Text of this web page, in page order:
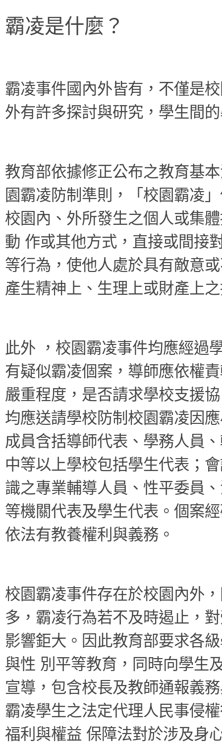
霸凌是什麼？
霸凌事件國內外皆有，不僅是
外有許多探討與研究，學生間
教育部依據修正公布之教育基
園霸凌防制準則，「校園霸凌
校園內、外所發生之個人或集
動 作或其他方式，直接或間接
等行為，使他人處於具有敵意
產生精神上、生理上或財產上
此外 ，校園霸凌事件均應經過
有疑似霸凌個案，導師應依權
嚴重程度，是否請求學校支援
均應送請學校防制校園霸凌因
成員含括導師代表、學務人員
中等以上學校包括學生代表；
識之專業輔導人員、性平委員
等機關代表及學生代表。個案
依法有教養權利與義務。
校園霸凌事件存在於校園內外
多，霸凌行為若不及時遏止，
影響鉅大。因此教育部要求各
與性 別平等教育，同時向學生
宣導，包含校長及教師通報義
霸凌學生之法定代理人民事侵
福利與權益 保障法對於涉及身